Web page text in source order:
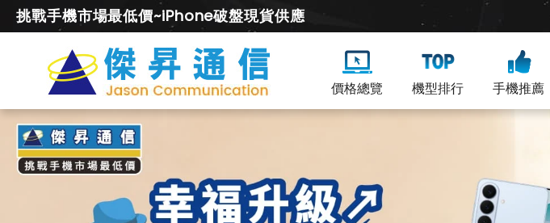
挑戰手機市場最低價~iPhone破盤現貨供應
價格總覽 機型排行 手機推薦